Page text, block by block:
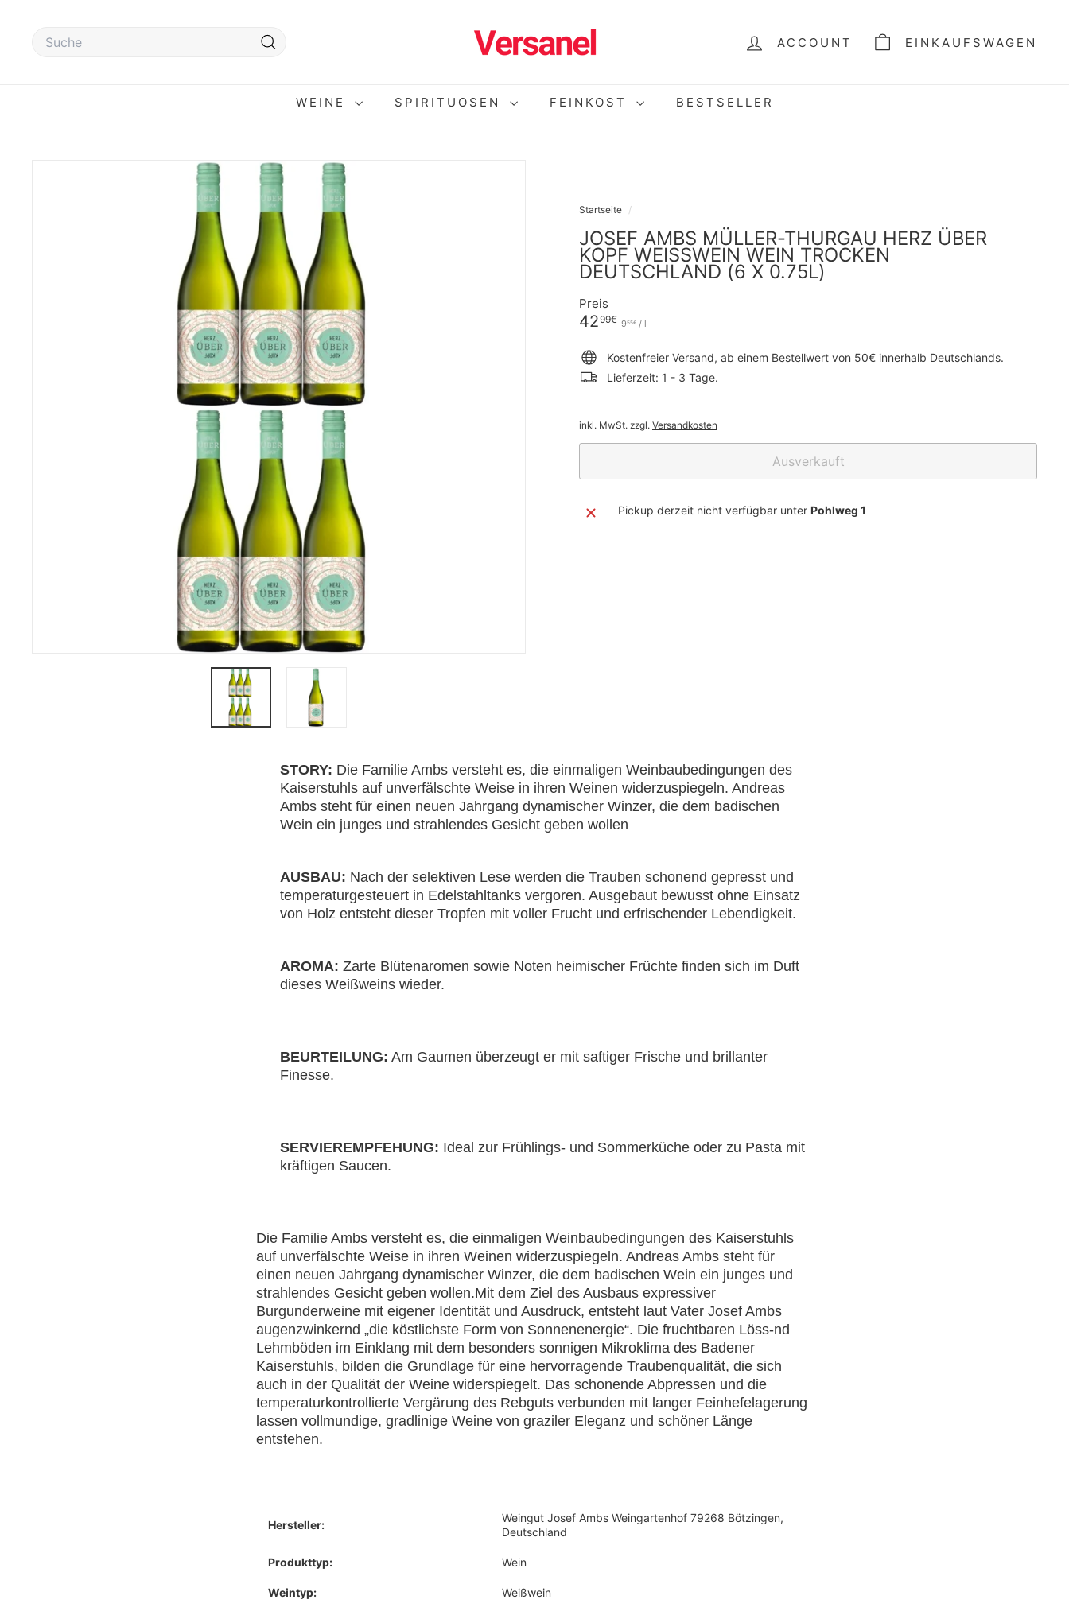
E
R ACCOUNT EINKAUFSWAGEN
WEINE SPIRITUOSEN FEINKOST BESTSELLER
Startseite /
JOSEF AMBS MÜLLER-THURGAU HERZ ÜBER
KOPF WEISSWEIN WEIN TROCKEN D
EUTSCHLAND (6 X 0.75L)
Preis
Normaler
4299€ 42,99€
955€ 9,55€
/ l
Kostenfreier Versand, ab einem Bestellwert von 50€ innerhalb Deutschlands.
Lieferzeit: 1 - 3 Tage.
inkl. MwSt. zzgl. Versandkosten
Ausverkauft
Pickup derzeit nicht verfügbar unter Pohlweg 1
STORY: Die Familie Ambs versteht es, die einmaligen Weinbaubedingungen des
Kaiserstuhls auf unverfälschte Weise in ihren Weinen widerzuspiegeln. Andreas
Ambs steht für einen neuen Jahrgang dynamischer Winzer, die dem badischen
Wein ein junges und strahlendes Gesicht geben wollen
AUSBAU: Nach der selektiven Lese werden die Trauben schonend gepresst und
temperaturgesteuert in Edelstahltanks vergoren. Ausgebaut bewusst ohne Einsatz
von Holz entsteht dieser Tropfen mit voller Frucht und erfrischender Lebendigkeit.
AROMA: Zarte Blütenaromen sowie Noten heimischer Früchte finden sich im Duft
dieses Weißweins wieder.
BEURTEILUNG: Am Gaumen überzeugt er mit saftiger Frische und brillanter
Finesse.
SERVIEREMPFEHUNG: Ideal zur Frühlings- und Sommerküche oder zu Pasta mit
kräftigen Saucen.
Die Familie Ambs versteht es, die einmaligen Weinbaubedingungen des Kaiserstuhls
auf unverfälschte Weise in ihren Weinen widerzuspiegeln. Andreas Ambs steht für
einen neuen Jahrgang dynamischer Winzer, die dem badischen Wein ein junges und
strahlendes Gesicht geben wollen.Mit dem Ziel des Ausbaus expressiver
Burgunderweine mit eigener Identität und Ausdruck, entsteht laut Vater Josef Ambs
augenzwinkernd „die köstlichste Form von Sonnenenergie“. Die fruchtbaren Löss-nd
Lehmböden im Einklang mit dem besonders sonnigen Mikroklima des Badener
Kaiserstuhls, bilden die Grundlage für eine hervorragende Traubenqualität, die sich
auch in der Qualität der Weine widerspiegelt. Das schonende Abpressen und die
temperaturkontrollierte Vergärung des Rebguts verbunden mit langer Feinhefelagerung
lassen vollmundige, gradlinige Weine von graziler Eleganz und schöner Länge
entstehen.
Hersteller:
Weingut Josef Ambs Weingartenhof 79268 Bötzingen,
Deutschland
Produkttyp: Wein
Weintyp: Weißwein